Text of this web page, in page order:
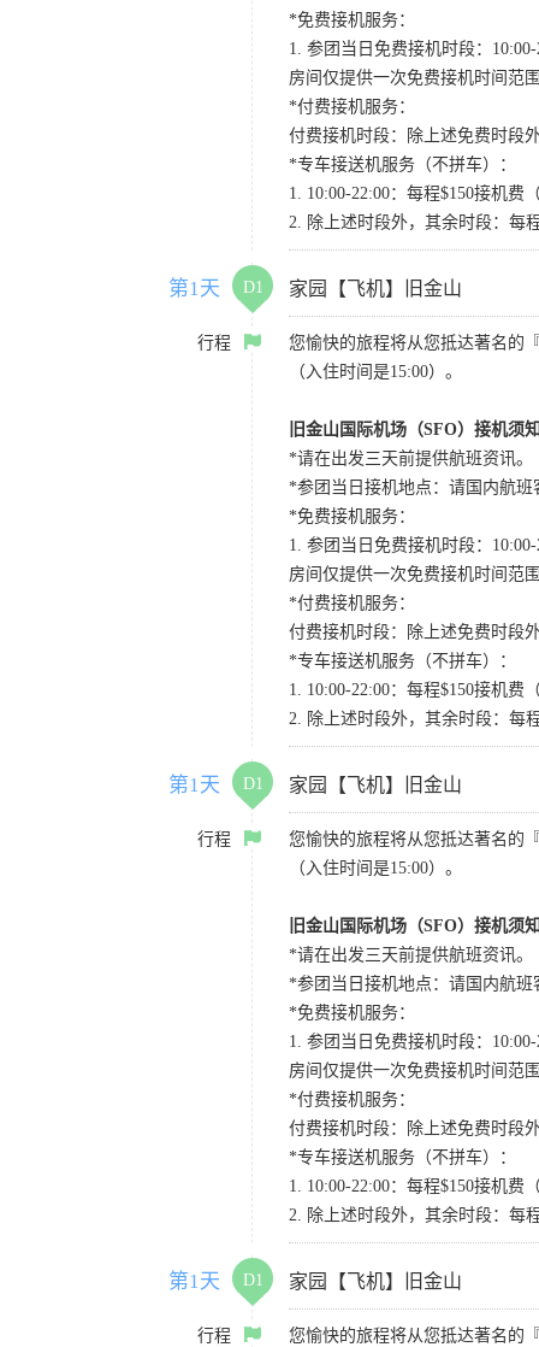
*免费接机服务：
1. 参团当日免费接机时段：
房间仅提供一次免费接机时间范
*付费接机服务：
付费接机时段：除上述免费时段
*专车接送机服务（不拼车）：
1. 10:00-22:00：每程$150接机
2. 除上述时段外，其余时段：每
第1天 D1 家园【飞机】旧金山
行程
您愉快的旅程将从您抵达著名的
（入住时间是15:00）。
旧金山国际机场（SFO）接机须
*请在出发三天前提供航班资讯。
*参团当日接机地点：请国内航班
*免费接机服务：
1. 参团当日免费接机时段：
房间仅提供一次免费接机时间范
*付费接机服务：
付费接机时段：除上述免费时段
*专车接送机服务（不拼车）：
1. 10:00-22:00：每程$150接机
2. 除上述时段外，其余时段：每
第1天 D1 家园【飞机】旧金山
行程
您愉快的旅程将从您抵达著名的
（入住时间是15:00）。
旧金山国际机场（SFO）接机须
*请在出发三天前提供航班资讯。
*参团当日接机地点：请国内航班
*免费接机服务：
1. 参团当日免费接机时段：
房间仅提供一次免费接机时间范
*付费接机服务：
付费接机时段：除上述免费时段
*专车接送机服务（不拼车）：
1. 10:00-22:00：每程$150接机
2. 除上述时段外，其余时段：每
第1天 D1 家园【飞机】旧金山
行程 您愉快的旅程将从您抵达著名的